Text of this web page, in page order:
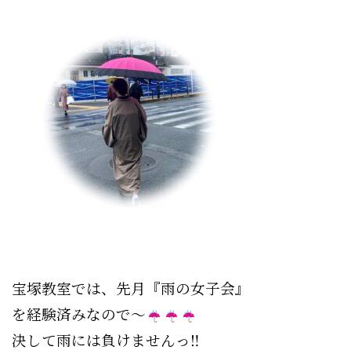
宝塚教室では、先月『雨の女子会』
を経験済みなので〜
決して雨には負けませんっ‼︎